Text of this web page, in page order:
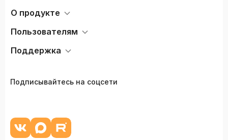
О продукте
Пользователям
Поддержка
Подписывайтесь на соцсети